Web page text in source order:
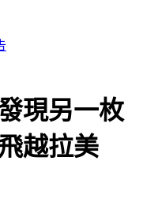
終於能光明正大存
現另一枚
越拉美